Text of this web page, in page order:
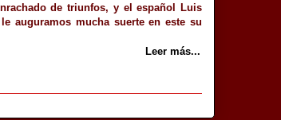
de triunfos, y el español Luis
auguramos mucha suerte en este su
Leer más...